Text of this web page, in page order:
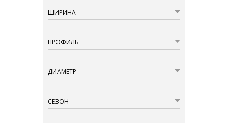
ШИРИНА
ПРОФИЛЬ
ДИАМЕТР
СЕЗОН